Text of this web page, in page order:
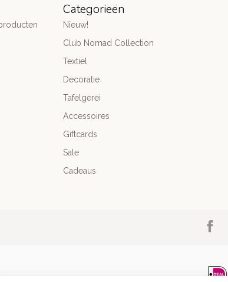
Categorieën
Nieuw!
Club Nomad Collection
Textiel
Decoratie
Tafelgerei
Accessoires
Giftcards
Sale
Cadeaus